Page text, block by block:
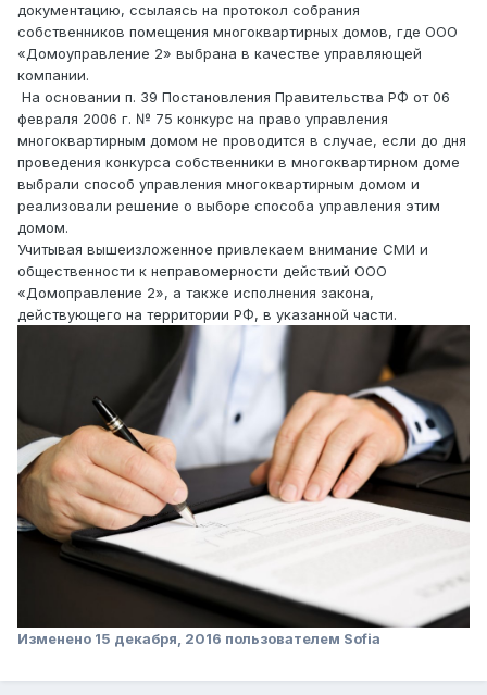
документацию, ссылаясь на протокол собрания
собственников помещения многоквартирных домов, где ООО
«Домоуправление 2» выбрана в качестве управляющей
компании.
На основании п. 39 Постановления Правительства РФ от 06
февраля 2006 г. № 75 конкурс на право управления
многоквартирным домом не проводится в случае, если до дня
проведения конкурса собственники в многоквартирном доме
выбрали способ управления многоквартирным домом и
реализовали решение о выборе способа управления этим
домом.
Учитывая вышеизложенное привлекаем внимание СМИ и
общественности к неправомерности действий ООО
«Домоправление 2», а также исполнения закона,
действующего на территории РФ, в указанной части.
Изменено 15 декабря, 2016 пользователем Sofia